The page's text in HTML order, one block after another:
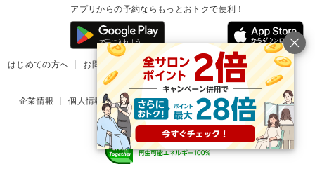
アプリからの予約ならもっとおトクで便利！
はじめての方へ お問い合わせ ヘルプ リリース情報
利用規約
掲載ご希望のサロン様
企業情報 個人情報保護方針 楽天のサービス一覧 アプリ一覧
© Rakuten Group, Inc.